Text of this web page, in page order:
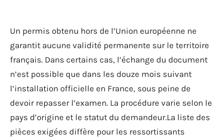
Un permis obtenu hors de l’Union européenne ne
garantit aucune validité permanente sur le territoire
français. Dans certains cas, l’échange du document
n’est possible que dans les douze mois suivant
l’installation officielle en France, sous peine de
devoir repasser l’examen. La procédure varie selon le
pays d’origine et le statut du demandeur.La liste des
pièces exigées diffère pour les ressortissants